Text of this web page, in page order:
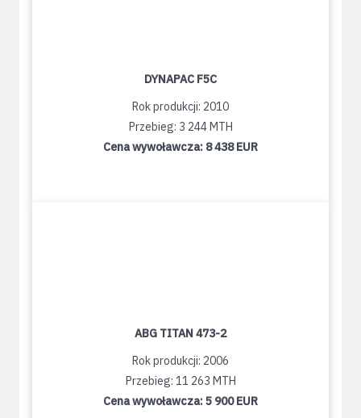
DYNAPAC F5C
Rok produkcji: 2010
Przebieg: 3 244 MTH
Cena wywoławcza: 8 438 EUR
ABG TITAN 473-2
Rok produkcji: 2006
Przebieg: 11 263 MTH
Cena wywoławcza:5 900 EUR